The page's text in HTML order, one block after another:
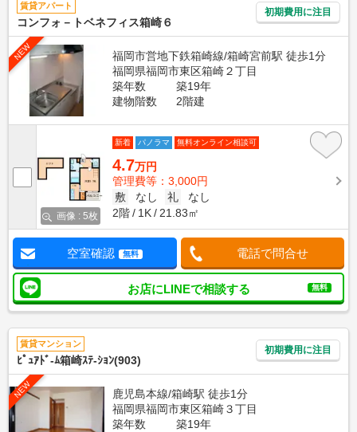
賃貸アパート
コンフォ－トベネフィス箱崎６
初期費用に注目
NEW
福岡市営地下鉄箱崎線/箱崎宮前駅 徒歩1分
福岡県福岡市東区箱崎２丁目
築年数
築19年
建物階数
2階建
画像 : 5枚
新着 パノラマ 無料オンライン相談可
4.7万円
管理費等：3,000円
敷
なし 礼
なし
2階
1K 21.83㎡
空室確認 無料 電話で問合せ
お店にLINEで相談する 無料
賃貸マンション
ﾋﾟｭｱﾄﾞ-ﾑ箱崎ｽﾃ-ｼｮﾝ(903)
初期費用に注目
NEW
鹿児島本線/箱崎駅 徒歩1分
福岡県福岡市東区箱崎３丁目
築年数
築19年